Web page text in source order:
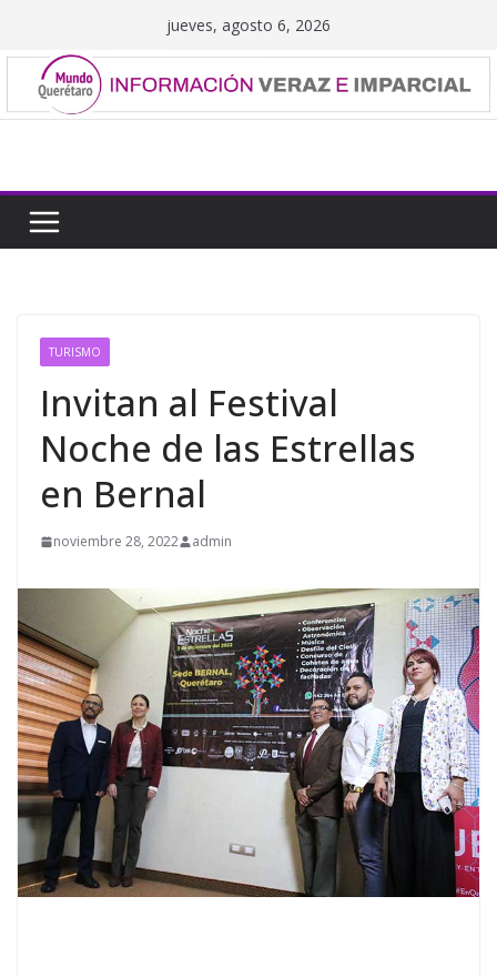
contenido
jueves, agosto 6, 2026
TURISMO
Invitan al Festival
Noche de las Estrellas
en Bernal
noviembre 28, 2022 admin